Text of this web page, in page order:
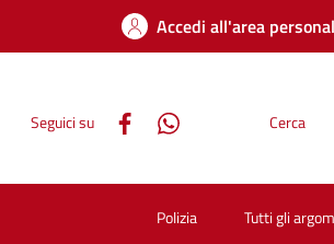
Accedi all'area
Seguici su Cerca
Polizia Tutti gli